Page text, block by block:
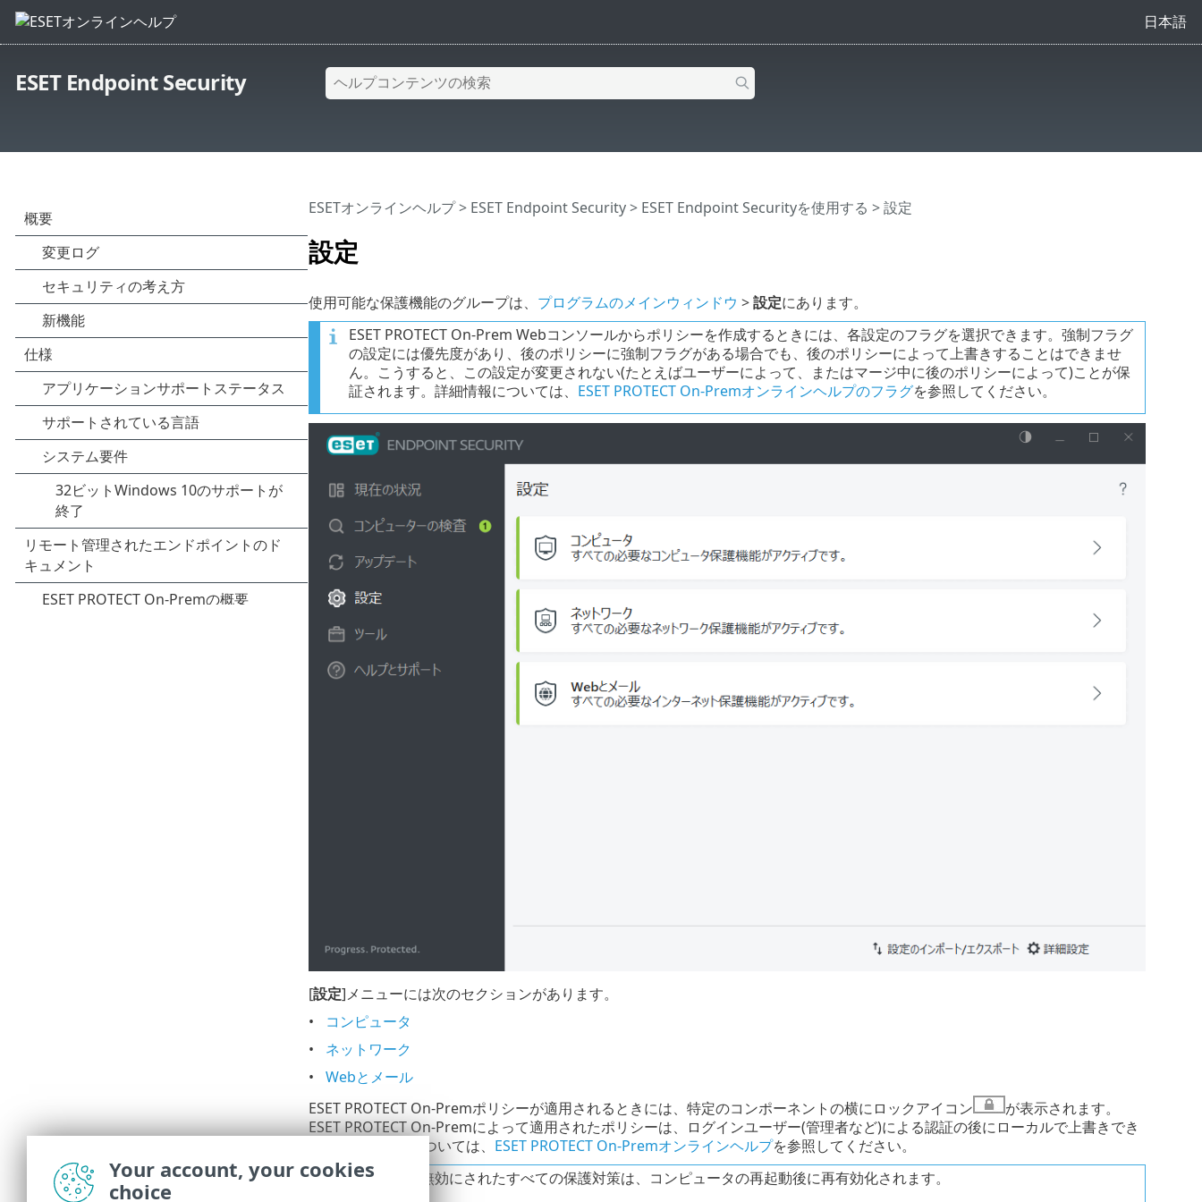
日本語
ESET Endpoint Security
設定
ESETオンラインヘルプ> ESET Endpoint Security> ESET Endpoint Securityを使用する > 設定
使用可能な保護機能のグループは、 プログラムのメインウィンドウ >設定にあります。
ESET PROTECT On-Prem Webコンソールからポリシーを作成するときには、各設定のフラグを選択できます。強制フラグ
の設定には優先度があり、後のポリシーに強制フラグがある場合でも、後のポリシーによって上書きすることはできませ
ん。こうすると、この設定が変更されない(たとえばユーザーによって、またはマージ中に後のポリシーによって)ことが保
証されます。詳細情報については、 ESET PROTECT On-Premオンラインヘルプのフラグを参照してください。
[設定]メニューには次のセクションがあります。
コンピュータ
ネットワーク
Webとメール
ESET PROTECT On-Premポリシーが適用されるときには、特定のコンポーネントの横にロックアイコン
が表示されます。
ESET PROTECT On-Premによって適用されたポリシーは、ログインユーザー(管理者など)による認証の後にローカルで上書きでき
ます。詳細情報については、 ESET PROTECT On-Premオンラインヘルプを参照してください。
この方法で無効にされたすべての保護対策は、コンピュータの再起動後に再有効化されます。
Your account, your cookies
choice